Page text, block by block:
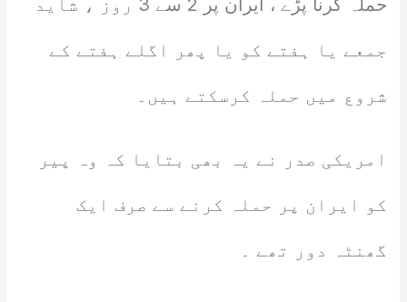
حملہ کرنا پڑے ، ایران پر 2 سے 3 روز ، شاید
جمعے یا ہفتے کو یا پھر اگلے ہفتے کے
شروع میں حملہ کرسکتے ہیں۔
امریکی صدر نے یہ بھی بتایا کہ وہ پیر
کو ایران پر حملہ کرنے سے صرف ایک
گھنٹہ دور تھے ۔